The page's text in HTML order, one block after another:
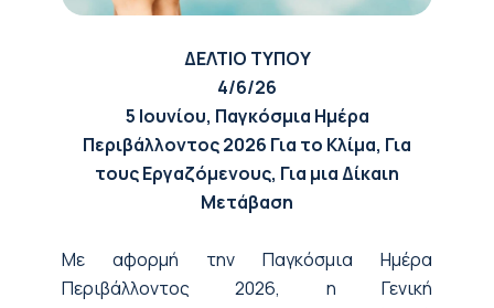
ΔΕΛΤΙΟ ΤΥΠΟΥ
4/6/26
5 Ιουνίου, Παγκόσμια Ημέρα
Περιβάλλοντος 2026 Για το Κλίμα, Για
τους Εργαζόμενους, Για μια Δίκαιη
Μετάβαση
Με αφορμή την Παγκόσμια Ημέρα
Περιβάλλοντος 2026, η Γενική